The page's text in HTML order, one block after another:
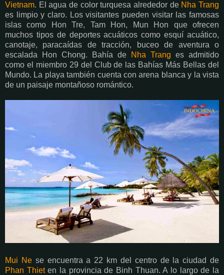
Vietnam. El agua de color turquesa alrededor de Nha Trang
es limpio y claro. Los visitantes pueden visitar las famosas
islas como Hon Tre, Tam Hon, Mun Hon que ofrecen
muchos tipos de deportes acuáticos como esquí acuático,
canotaje, paracaídas de tracción, buceo de aventura o
escalada Hon Chong. Bahía de
Nha Trang es admitido
como el miembro 29 del Club de las Bahías Más Bellas del
Mundo. La playa también cuenta con arena blanca y la vista
de un paisaje montañoso romántico.
Mui Ne se encuentra a 22 km del centro de la ciudad de
Phan Thieten la provincia de Binh Thuan. A lo largo de la